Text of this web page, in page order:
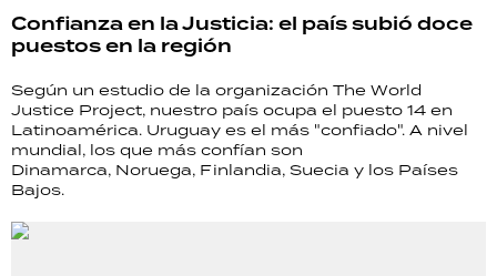
Confianza en la Justicia: el país subió doce
puestos en la región
Según un estudio de la organización The World
Justice Project, nuestro país ocupa el puesto 14 en
Latinoamérica. Uruguay es el más "confiado". A nivel
mundial, los que más confían son
Dinamarca, Noruega, Finlandia, Suecia y los Países
Bajos.